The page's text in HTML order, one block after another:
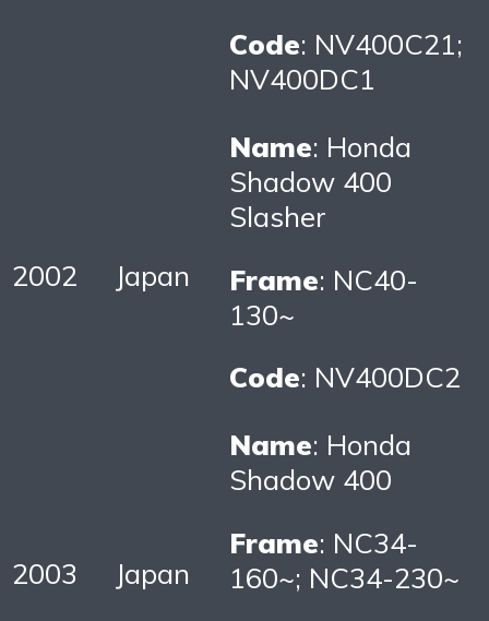
Code: NV400C21;
NV400DC1
2002 Japan
Name: Honda
Shadow 400
Slasher
Frame: NC40-
130~
Code: NV400DC2
2003 Japan
Name: Honda
Shadow 400
Frame: NC34-
160~; NC34-230~